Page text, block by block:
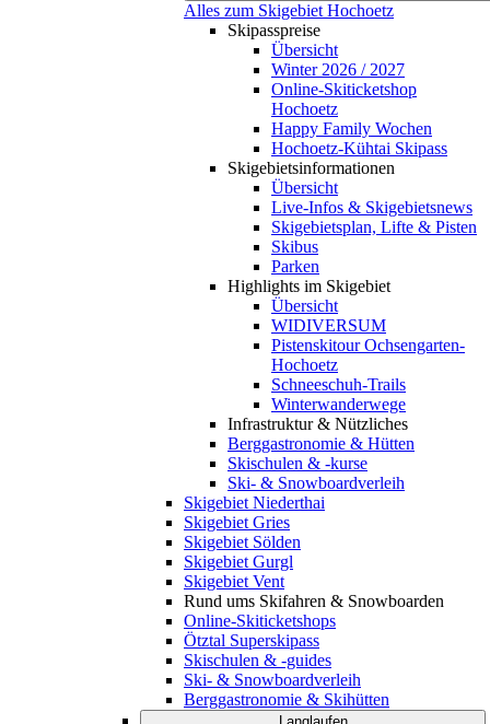
Alles zum Skigebiet Hochoetz
Skipasspreise
Übersicht
Winter 2026 / 2027
Online-Skiticketshop
Hochoetz
Happy Family Wochen
Hochoetz-Kühtai Skipass
Skigebietsinformationen
Übersicht
Live-Infos & Skigebietsnews
Skigebietsplan, Lifte & Pisten
Skibus
Parken
Highlights im Skigebiet
Übersicht
WIDIVERSUM
Pistenskitour Ochsengarten-
Hochoetz
Schneeschuh-Trails
Winterwanderwege
Infrastruktur & Nützliches
Berggastronomie & Hütten
Skischulen & -kurse
Ski- & Snowboardverleih
Skigebiet Niederthai
Skigebiet Gries
Skigebiet Sölden
Skigebiet Gurgl
Skigebiet Vent
Rund ums Skifahren & Snowboarden
Online-Skiticketshops
Ötztal Superskipass
Skischulen & -guides
Ski- & Snowboardverleih
Berggastronomie & Skihütten